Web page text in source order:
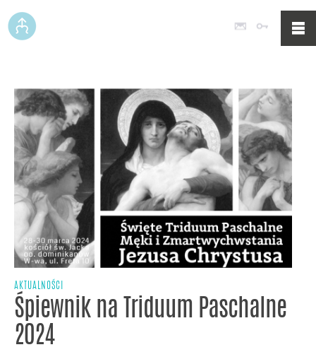
Poczta
AKTUALNOŚCI
Śpiewnik na Triduum Paschalne
2024